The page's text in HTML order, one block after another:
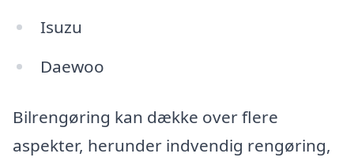
Isuzu
Daewoo
Bilrengøring kan dække over flere
aspekter, herunder indvendig rengøring,